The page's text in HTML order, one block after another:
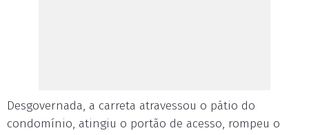
Desgovernada, a carreta atravessou o pátio do
condomínio, atingiu o portão de acesso, rompeu o